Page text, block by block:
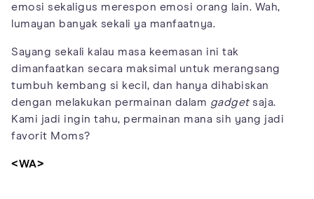
emosi sekaligus merespon emosi orang lain. Wah,
lumayan banyak sekali ya manfaatnya.
Sayang sekali kalau masa keemasan ini tak
dimanfaatkan secara maksimal untuk merangsang
tumbuh kembang si kecil, dan hanya dihabiskan
dengan melakukan permainan dalam gadgetsaja.
Kami jadi ingin tahu, permainan mana sih yang jadi
favorit Moms?
<WA>